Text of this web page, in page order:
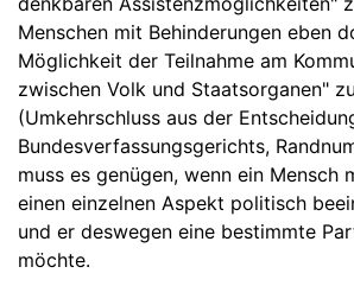
Menschen mit Behinderungen eben
Möglichkeit der Teilnahme am
zwischen Volk und Staatsorganen"
(Umkehrschluss aus der
Bundesverfassungsgerichts,
muss es genügen, wenn ein Mensch
einen einzelnen Aspekt politisch
und er deswegen eine bestimmte
möchte.